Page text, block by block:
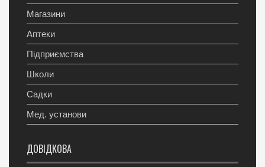
Магазини
Аптеки
Підприємства
Школи
Садки
Мед. установи
ДОВІДКОВА